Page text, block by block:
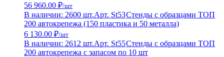
56 960.00 ₽/шт
В наличии: 2600 шт.Арт. St53Стенды с образцами ТОП
200 автокрепежа (150 пластика и 50 металла)
6 130.00 ₽/шт
В наличии: 2612 шт.Арт. St55Стенды с образцами ТОП
200 автокрепежа с запасом по 10 шт